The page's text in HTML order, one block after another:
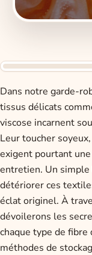
Dans notre garde-
tissus délicats
viscose incarnent
Leur toucher
exigent pourtant
entretien. Un
détériorer ces
éclat originel. À
dévoilerons les
chaque type de fibre
méthodes de